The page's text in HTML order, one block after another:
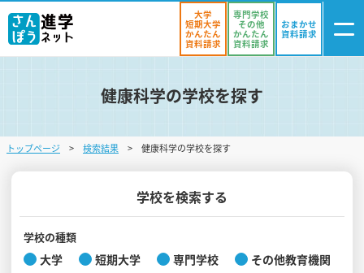
ログイン
・登録
気になる
学校を探す
オープンキャンパスを探す
入試・受験入門
大学
短期大学
かんたん
資料請求
専門学校
その他
かんたん
資料請求
おまかせ
資料請求
健康科学の学校を探す
トップページ 検索結果 健康科学の学校を探す
学校を検索する
学校の種類
大学 短期大学 専門学校 その他教育機関